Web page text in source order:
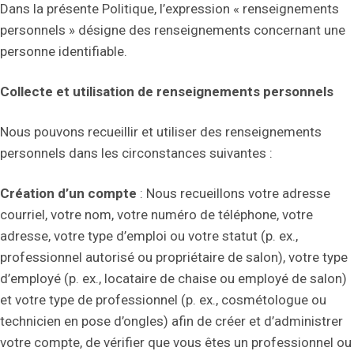
Dans la présente Politique, l’expression « renseignements
personnels » désigne des renseignements concernant une
personne identifiable.
Collecte et utilisation de renseignements personnels
Nous pouvons recueillir et utiliser des renseignements
personnels dans les circonstances suivantes :
Création d’un compte : Nous recueillons votre adresse
courriel, votre nom, votre numéro de téléphone, votre
adresse, votre type d’emploi ou votre statut (p. ex.,
professionnel autorisé ou propriétaire de salon), votre type
d’employé (p. ex., locataire de chaise ou employé de salon)
et votre type de professionnel (p. ex., cosmétologue ou
technicien en pose d’ongles) afin de créer et d’administrer
votre compte, de vérifier que vous êtes un professionnel ou